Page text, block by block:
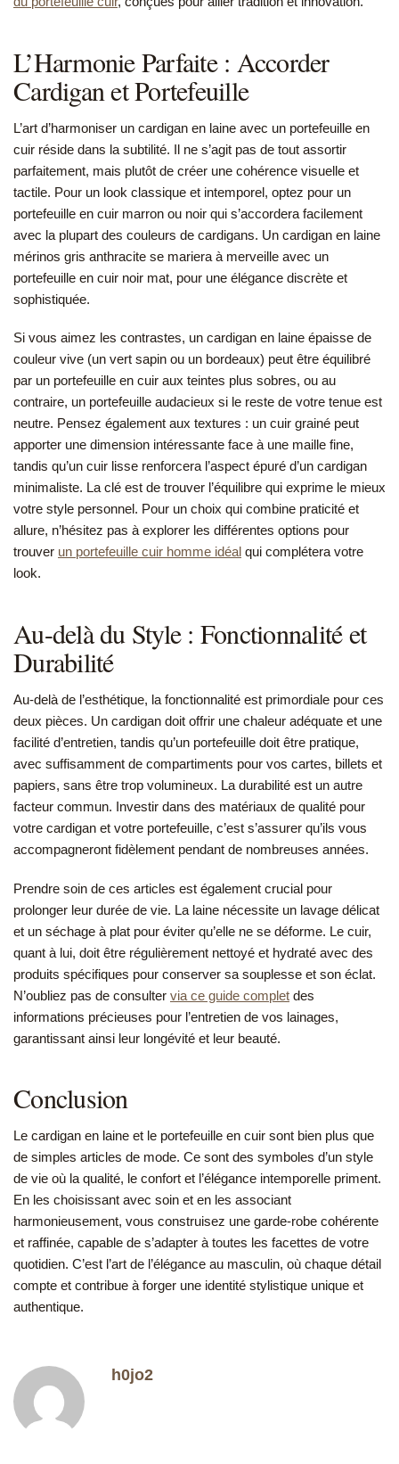
L’Harmonie Parfaite : Accorder
Cardigan et Portefeuille
L’art d’harmoniser un cardigan en laine avec un portefeuille en
cuir réside dans la subtilité. Il ne s’agit pas de tout assortir
parfaitement, mais plutôt de créer une cohérence visuelle et
tactile. Pour un look classique et intemporel, optez pour un
portefeuille en cuir marron ou noir qui s’accordera facilement
avec la plupart des couleurs de cardigans. Un cardigan en laine
mérinos gris anthracite se mariera à merveille avec un
portefeuille en cuir noir mat, pour une élégance discrète et
sophistiquée.
Si vous aimez les contrastes, un cardigan en laine épaisse de
couleur vive (un vert sapin ou un bordeaux) peut être équilibré
par un portefeuille en cuir aux teintes plus sobres, ou au
contraire, un portefeuille audacieux si le reste de votre tenue est
neutre. Pensez également aux textures : un cuir grainé peut
apporter une dimension intéressante face à une maille fine,
tandis qu’un cuir lisse renforcera l’aspect épuré d’un cardigan
minimaliste. La clé est de trouver l’équilibre qui exprime le mieux
votre style personnel. Pour un choix qui combine praticité et
allure, n’hésitez pas à explorer les différentes options pour
trouver un portefeuille cuir homme idéal qui complétera votre
look.
Au-delà du Style : Fonctionnalité et
Durabilité
Au-delà de l’esthétique, la fonctionnalité est primordiale pour ces
deux pièces. Un cardigan doit offrir une chaleur adéquate et une
facilité d’entretien, tandis qu’un portefeuille doit être pratique,
avec suffisamment de compartiments pour vos cartes, billets et
papiers, sans être trop volumineux. La durabilité est un autre
facteur commun. Investir dans des matériaux de qualité pour
votre cardigan et votre portefeuille, c’est s’assurer qu’ils vous
accompagneront fidèlement pendant de nombreuses années.
Prendre soin de ces articles est également crucial pour
prolonger leur durée de vie. La laine nécessite un lavage délicat
et un séchage à plat pour éviter qu’elle ne se déforme. Le cuir,
quant à lui, doit être régulièrement nettoyé et hydraté avec des
produits spécifiques pour conserver sa souplesse et son éclat.
N’oubliez pas de consulter via ce guide complet des
informations précieuses pour l’entretien de vos lainages,
garantissant ainsi leur longévité et leur beauté.
Conclusion
Le cardigan en laine et le portefeuille en cuir sont bien plus que
de simples articles de mode. Ce sont des symboles d’un style
de vie où la qualité, le confort et l’élégance intemporelle priment.
En les choisissant avec soin et en les associant
harmonieusement, vous construisez une garde-robe cohérente
et raffinée, capable de s’adapter à toutes les facettes de votre
quotidien. C’est l’art de l’élégance au masculin, où chaque détail
compte et contribue à forger une identité stylistique unique et
authentique.
h0jo2